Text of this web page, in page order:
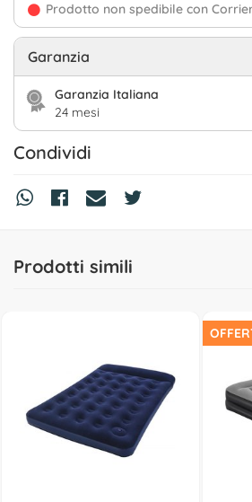
Prodotto non spedibile con
Garanzia
Garanzia Italiana
24 mesi
Condividi
Prodotti simili